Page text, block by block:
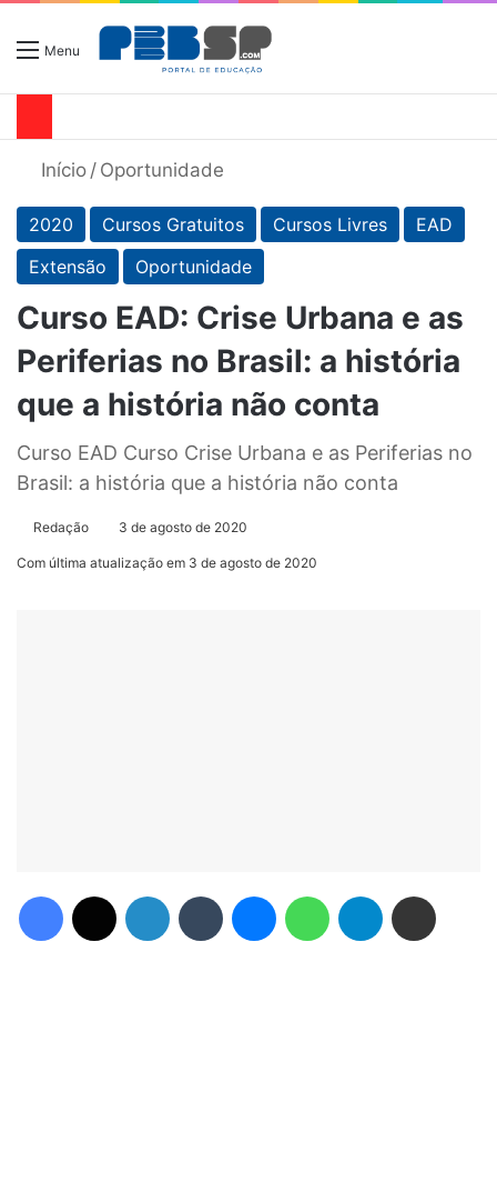
Menu
Início / Oportunidade
2020 Cursos Gratuitos Cursos Livres
EAD
Extensão
Oportunidade
Curso EAD: Crise Urbana e as
Periferias no Brasil: a história
que a história não conta
Curso EAD Curso Crise Urbana e as Periferias no
Brasil: a história que a história não conta
Redação 3 de agosto de 2020
Com última atualização em 3 de agosto de 2020